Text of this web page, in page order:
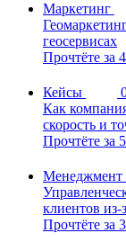
Маркетинг
геосервисах
Прочтёте за
Кейсы
Как
скорость и
Прочтёте за
Менеджмент
клиентов
Прочтёте за